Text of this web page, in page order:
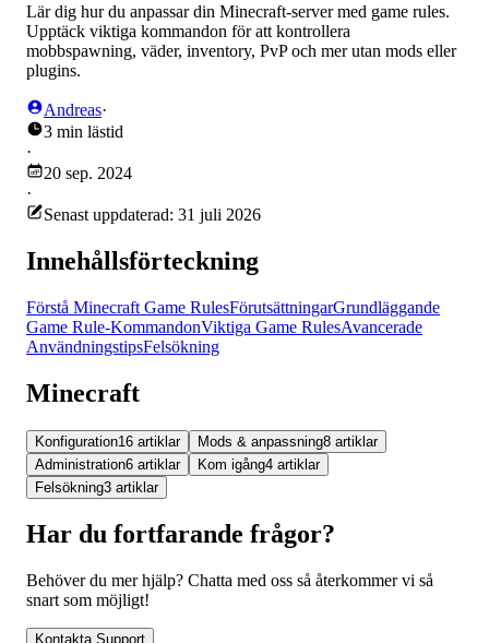
Lär dig hur du anpassar din Minecraft-server med game rules.
Upptäck viktiga kommandon för att kontrollera
mobbspawning, väder, inventory, PvP och mer utan mods eller
plugins.
Andreas·
3 min lästid
·
20 sep. 2024
·
Senast uppdaterad: 31 juli 2026
Innehållsförteckning
Förstå Minecraft Game RulesFörutsättningarGrundläggande
Game Rule-KommandonViktiga Game RulesAvancerade
AnvändningstipsFelsökning
Minecraft
Konfiguration16 artiklar Mods & anpassning8 artiklar
Administration6 artiklar Kom igång4 artiklar
Felsökning3 artiklar
Har du fortfarande frågor?
Behöver du mer hjälp? Chatta med oss så återkommer vi så
snart som möjligt!
Kontakta Support